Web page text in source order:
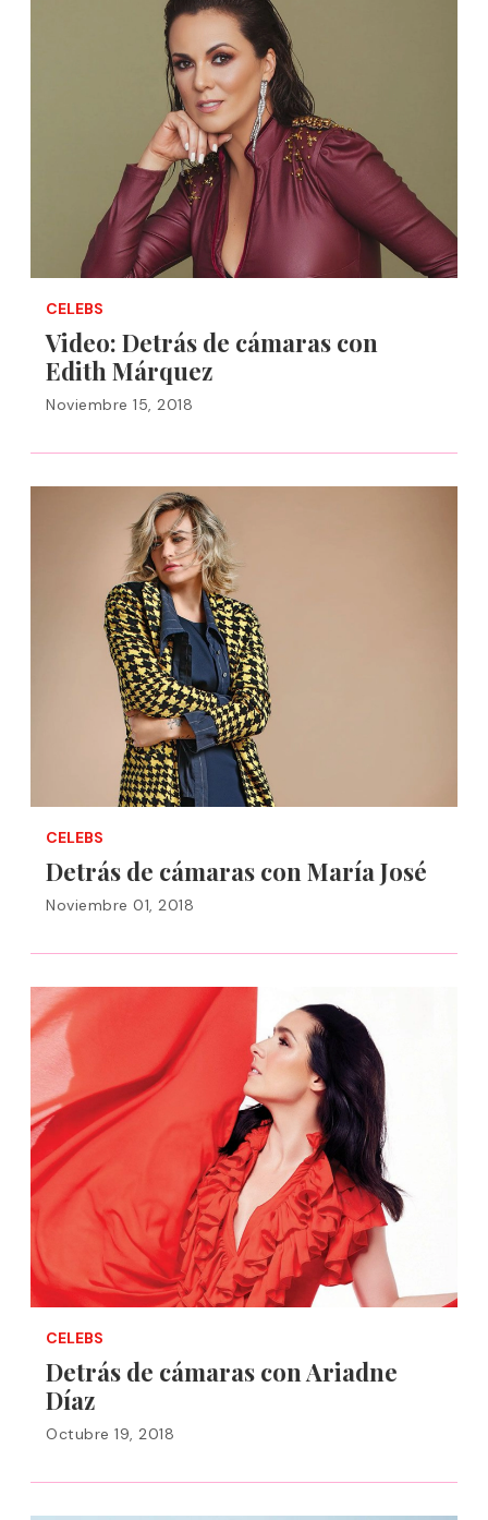
CELEBS
Video: Detrás de cámaras con
Edith Márquez
Noviembre 15, 2018
CELEBS
Detrás de cámaras con María José
Noviembre 01, 2018
CELEBS
Detrás de cámaras con Ariadne
Díaz
Octubre 19, 2018